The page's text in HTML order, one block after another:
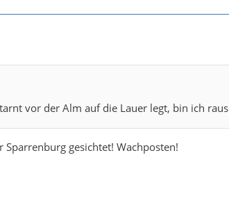
vor der Alm auf die Lauer legt, bin ich raus
gesichtet! Wachposten!